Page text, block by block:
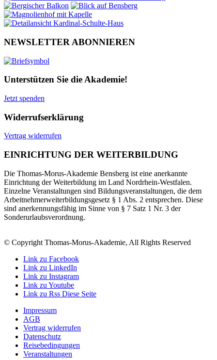
NEWSLETTER ABONNIEREN
Unterstützen Sie die Akademie!
Jetzt spenden
Widerrufserklärung
Vertrag widerrufen
EINRICHTUNG DER WEITERBILDUNG
Die Thomas-Morus-Akademie Bensberg ist eine anerkannte
Einrichtung der Weiterbildung im Land Nordrhein-Westfalen.
Einzelne Veranstaltungen sind Bildungsveranstaltungen, die dem
Arbeitnehmerweiterbildungsgesetz § 1 Abs. 2 entsprechen. Diese
sind anerkennungsfähig im Sinne von § 7 Satz 1 Nr. 3 der
Sonderurlaubsverordnung.
© Copyright Thomas-Morus-Akademie, All Rights Reserved
Link zu Facebook
Link zu LinkedIn
Link zu Instagram
Link zu Youtube
Link zu Rss Diese Seite
Impressum
AGB
Vertrag widerrufen
Datenschutz
Reisebedingungen
Veranstaltungen